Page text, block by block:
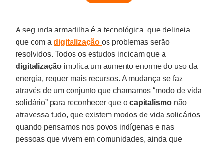
A segunda armadilha é a tecnológica, que delineia
que com adigitalização os problemas serão
resolvidos. Todos os estudos indicam que a
digitalização implica um aumento enorme do uso da
energia, requer mais recursos. A mudança se faz
através de um conjunto que chamamos “modo de vida
solidário” para reconhecer que ocapitalismo não
atravessa tudo, que existem modos de vida solidários
quando pensamos nos povos indígenas e nas
pessoas que vivem em comunidades, ainda que